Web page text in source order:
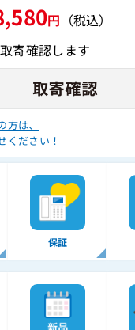
円 （税込）
確認します
は、
ください！
保証